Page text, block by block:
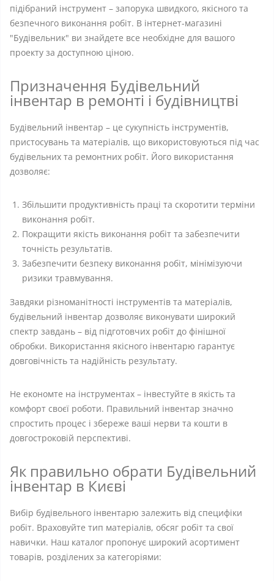
підібраний інструмент – запорука швидкого, якісного та
безпечного виконання робіт. В інтернет-магазині
"Будівельник" ви знайдете все необхідне для вашого
проекту за доступною ціною.
Призначення Будівельний
інвентар в ремонті і будівництві
Будівельний інвентар – це сукупність інструментів,
пристосувань та матеріалів, що використовуються під час
будівельних та ремонтних робіт. Його використання
дозволяє:
Збільшити продуктивність праці та скоротити терміни
виконання робіт.
Покращити якість виконання робіт та забезпечити
точність результатів.
Забезпечити безпеку виконання робіт, мінімізуючи
ризики травмування.
Завдяки різноманітності інструментів та матеріалів,
будівельний інвентар дозволяє виконувати широкий
спектр завдань – від підготовчих робіт до фінішної
обробки. Використання якісного інвентарю гарантує
довговічність та надійність результату.
Не економте на інструментах – інвестуйте в якість та
комфорт своєї роботи. Правильний інвентар значно
спростить процес і збереже ваші нерви та кошти в
довгостроковій перспективі.
Як правильно обрати Будівельний
інвентар в Києві
Вибір будівельного інвентарю залежить від специфіки
робіт. Враховуйте тип матеріалів, обсяг робіт та свої
навички. Наш каталог пропонує широкий асортимент
товарів, розділених за категоріями: